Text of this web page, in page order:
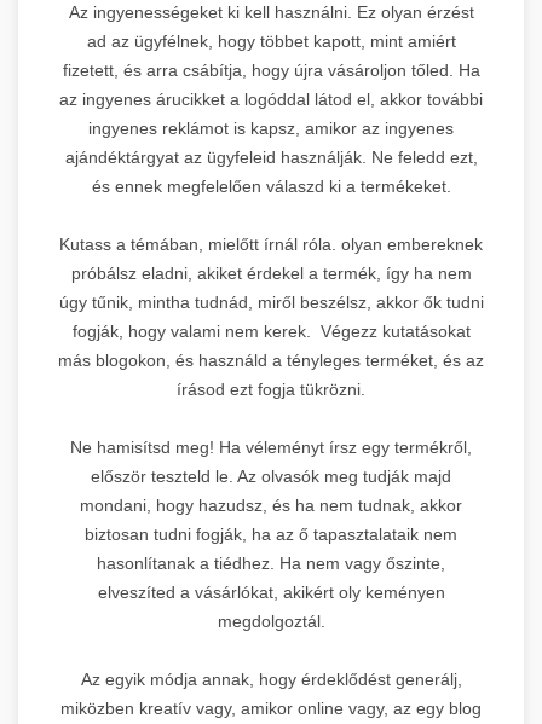
Az ingyenességeket ki kell használni. Ez olyan érzést
ad az ügyfélnek, hogy többet kapott, mint amiért
fizetett, és arra csábítja, hogy újra vásároljon tőled. Ha
az ingyenes árucikket a logóddal látod el, akkor további
ingyenes reklámot is kapsz, amikor az ingyenes
ajándéktárgyat az ügyfeleid használják. Ne feledd ezt,
és ennek megfelelően válaszd ki a termékeket.
Kutass a témában, mielőtt írnál róla. olyan embereknek
próbálsz eladni, akiket érdekel a termék, így ha nem
úgy tűnik, mintha tudnád, miről beszélsz, akkor ők tudni
fogják, hogy valami nem kerek. Végezz kutatásokat
más blogokon, és használd a tényleges terméket, és az
írásod ezt fogja tükrözni.
Ne hamisítsd meg! Ha véleményt írsz egy termékről,
először teszteld le. Az olvasók meg tudják majd
mondani, hogy hazudsz, és ha nem tudnak, akkor
biztosan tudni fogják, ha az ő tapasztalataik nem
hasonlítanak a tiédhez. Ha nem vagy őszinte,
elveszíted a vásárlókat, akikért oly keményen
megdolgoztál.
Az egyik módja annak, hogy érdeklődést generálj,
miközben kreatív vagy, amikor online vagy, az egy blog